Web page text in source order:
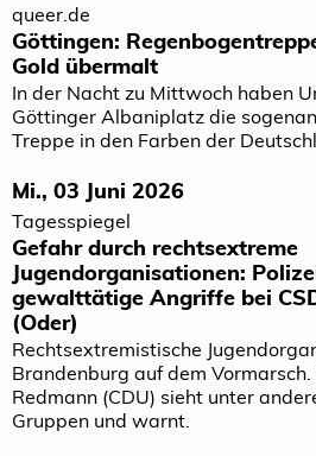
queer.de
Göttingen:
Gold übermalt
In der Nacht zu Mittwoch haben
Göttinger Albaniplatz die
Treppe in den Farben der
Mi., 03 Juni 2026
Tagesspiegel
Gefahr durch rechtsextreme
Jugendorganisationen:
gewalttätige Angriffe bei
(Oder)
Rechtsextremistische
Brandenburg auf dem Vormarsch.
Redmann (CDU) sieht unter
Gruppen und warnt.